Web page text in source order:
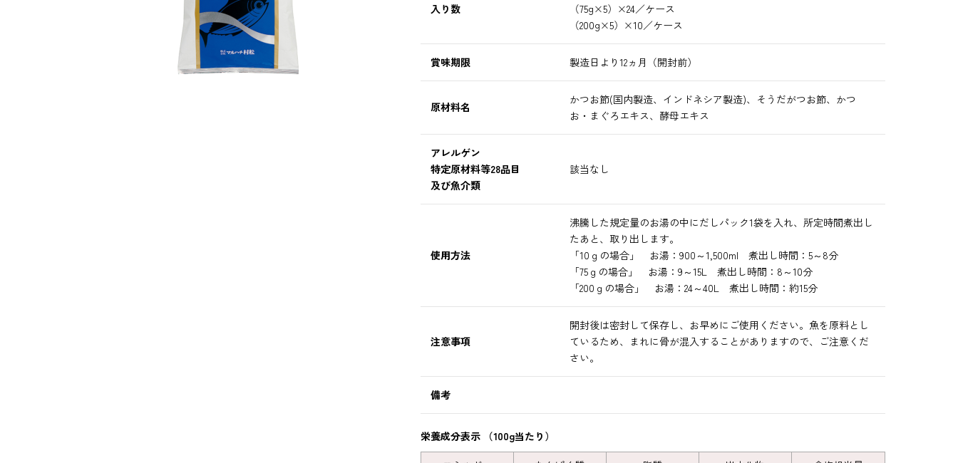
入り数
（75g×5）×24／ケース
（200g×5）×10／ケース
賞味期限 製造日より12ヵ月（開封前）
原材料名
かつお節(国内製造、インドネシア製造)、そうだがつお節、かつ
お・まぐろエキス、酵母エキス
アレルゲン
特定原材料等28品目
及び魚介類
該当なし
使用方法
沸騰した規定量のお湯の中にだしパック1袋を入れ、所定時間煮出し
たあと、取り出します。
「10ｇの場合」 お湯：900～1,500ml 煮出し時間：5～8分
「75ｇの場合」 お湯：9～15L 煮出し時間：8～10分
「200ｇの場合」 お湯：24～40L 煮出し時間：約15分
注意事項
開封後は密封して保存し、お早めにご使用ください。魚を原料とし
ているため、まれに骨が混入することがありますので、ご注意くだ
さい。
備考
栄養成分表示 （100g当たり）